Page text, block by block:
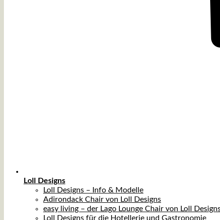
Loll Designs
Loll Designs – Info & Modelle
Adirondack Chair von Loll Designs
easy living – der Lago Lounge Chair von Loll
Loll Designs für die Hotellerie und Gastronomie